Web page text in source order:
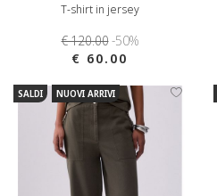
T-shirt in jersey
€ 120.00-50%
€ 60.00
SALDI NUOVI ARRIVI